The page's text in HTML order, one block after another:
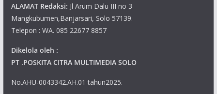
ALAMAT Redaksi: Jl Arum Dalu III no 3
Mangkubumen,Banjarsari, Solo 57139.
Telepon : WA. 085 22677 8857
Dikelola oleh :
PT .POSKITA CITRA MULTIMEDIA SOLO
No.AHU-0043342.AH.01 tahun2025.